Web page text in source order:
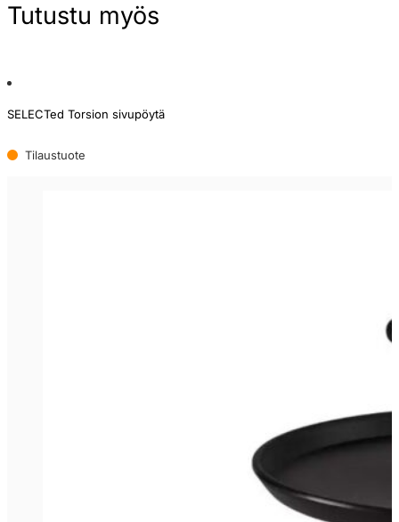
Tutustu myös
SELECTed Torsion sivupöytä
Tilaustuote